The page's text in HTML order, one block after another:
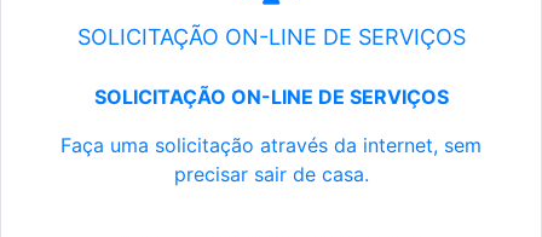
SOLICITAÇÃO ON-LINE DE SERVIÇOS
SOLICITAÇÃO ON-LINE DE SERVIÇOS
Faça uma solicitação através da internet, sem
precisar sair de casa.